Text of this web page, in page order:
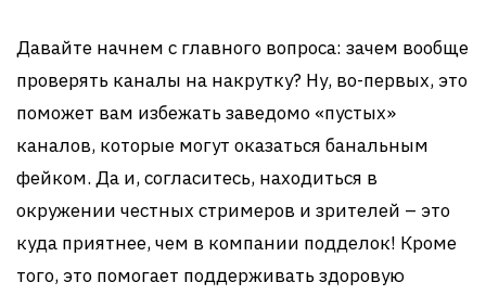
Давайте начнем с главного вопроса: зачем вообще
проверять каналы на накрутку? Ну, во-первых, это
поможет вам избежать заведомо «пустых»
каналов, которые могут оказаться банальным
фейком. Да и, согласитесь, находиться в
окружении честных стримеров и зрителей – это
куда приятнее, чем в компании подделок! Кроме
того, это помогает поддерживать здоровую